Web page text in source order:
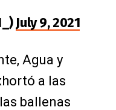
July 9, 2021
Agua y
a las
ballenas